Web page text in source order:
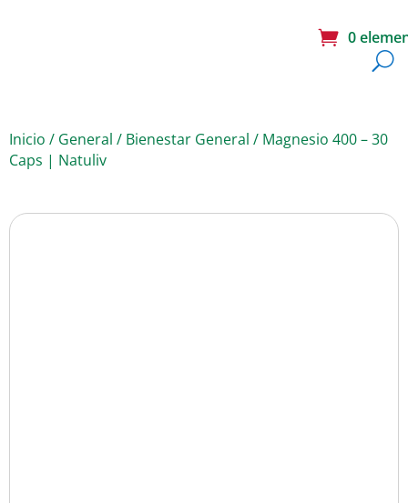
0
Inicio / General / Bienestar General / Magnesio 400 – 30
Caps | Natuliv